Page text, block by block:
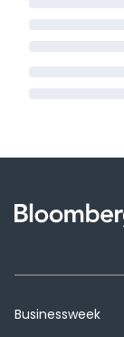
Businessweek